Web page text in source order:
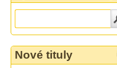
Nové tituly